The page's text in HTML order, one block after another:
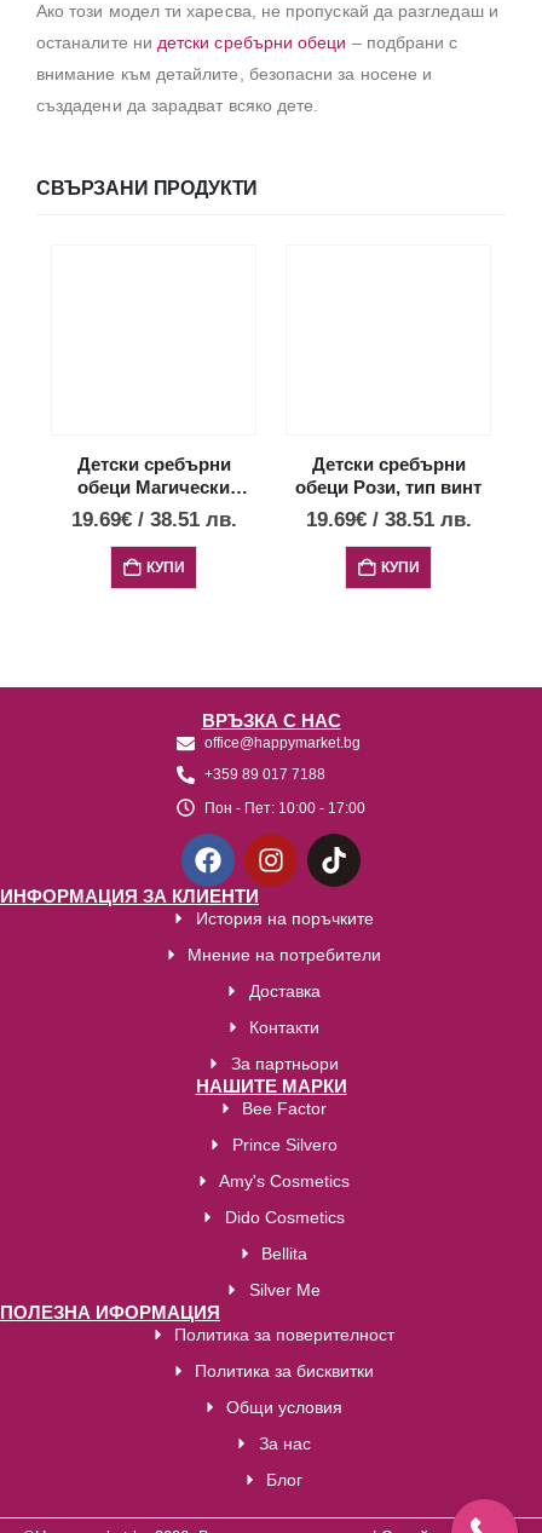
Ако този модел ти харесва, не пропускай да разгледаш и
останалите ни детски сребърни обеци – подбрани с
внимание към детайлите, безопасни за носене и
създадени да зарадват всяко дете.
СВЪРЗАНИ ПРОДУКТИ
Детски сребърни
обеци Магически
еднорог, тип винт
19.69€ / 38.51 лв.
КУПИ
Детски сребърни
обеци Рози, тип винт
19.69€ / 38.51 лв.
КУПИ
ВРЪЗКА С НАС
office@happymarket.bg
+359 89 017 7188
Пон - Пет: 10:00 - 17:00
ИНФОРМАЦИЯ ЗА КЛИЕНТИ
История на поръчките
Мнение на потребители
Доставка
Контакти
За партньори
НАШИТЕ МАРКИ
Bee Factor
Prince Silvero
Amy's Cosmetics
Dido Cosmetics
Bellita
Silver Me
ПОЛЕЗНА ИФОРМАЦИЯ
Политика за поверителност
Политика за бисквитки
Общи условия
За нас
Блог